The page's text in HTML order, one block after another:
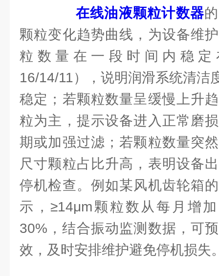
在线油液颗粒计数器
颗粒变化趋势曲线，为设备维
粒数量在一段时间内稳定
16/14/11），说明润滑系统清洁
稳定；若颗粒数量呈缓慢上升
粒为主，提示设备进入正常磨
期或加强过滤；若颗粒数量突
尺寸颗粒占比升高，表明设备
停机检查。例如某风机齿轮箱
示，≥14μm颗粒数从每月增
30%，结合振动监测数据，可
效，及时安排维护避免停机损失